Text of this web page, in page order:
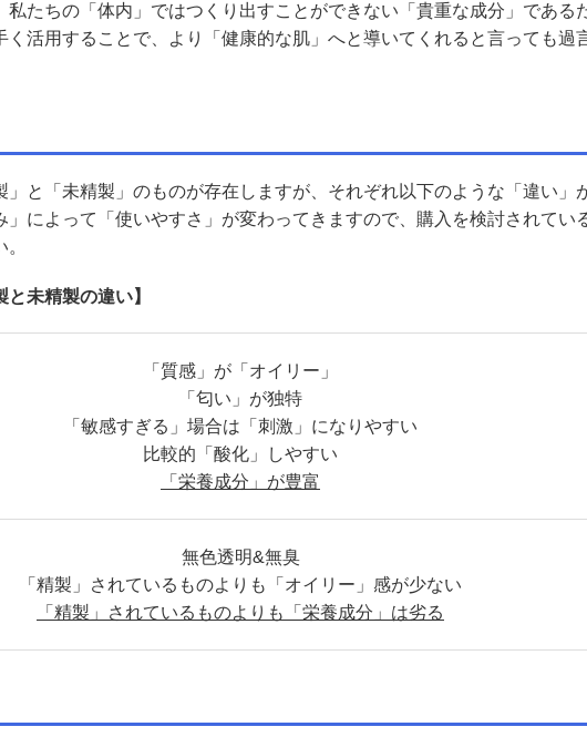
たちの「体内」ではつくり出すことができない「貴重な成分」である
活用することで、より「健康的な肌」へと導いてくれると言っても過
」と「未精製」のものが存在しますが、それぞれ以下のような「違い」
」によって「使いやすさ」が変わってきますので、購入を検討されてい
未精製の違い】
「質感」が「オイリー」
「匂い」が独特
「敏感すぎる」場合は「刺激」になりやすい
比較的「酸化」しやすい
「栄養成分」が豊富
無色透明&無臭
「精製」されているものよりも「オイリー」感が少ない
「精製」されているものよりも「栄養成分」は劣る